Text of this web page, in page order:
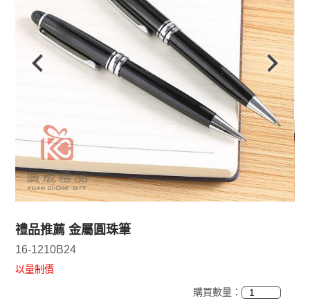
禮品推薦 金屬圓珠筆
16-1210B24
以量制價
購買數量：